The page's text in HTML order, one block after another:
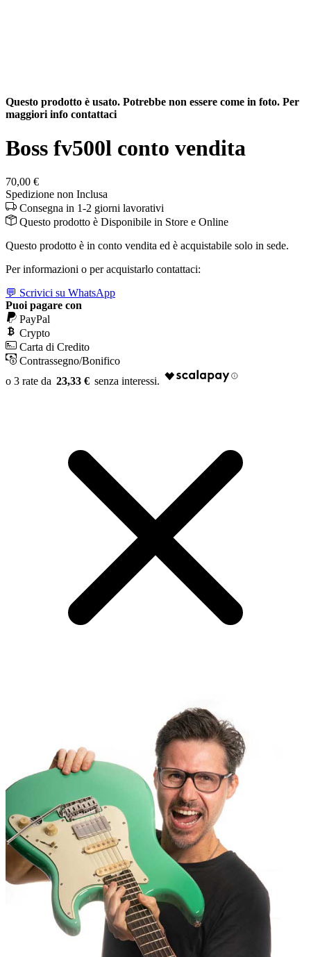
Questo prodotto è usato. Potrebbe non essere come in foto. Per
maggiori info contattaci
Boss fv500l conto vendita
70,00 €
Spedizione non Inclusa
Consegna in 1-2 giorni lavorativi
Questo prodotto è Disponibile in Store e Online
Questo prodotto è in conto vendita ed è acquistabile solo in sede.
Per informazioni o per acquistarlo contattaci:
💬 Scrivici su WhatsApp
Puoi pagare con
PayPal
Crypto
Carta di Credito
Contrassegno/Bonifico
23,33 €